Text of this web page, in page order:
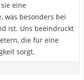
eine
was besonders bei
ist. Uns beeindruckt
die für eine
sorgt.